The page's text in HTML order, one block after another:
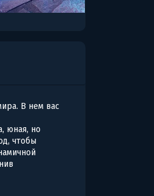
В нем вас
юная, но
чтобы